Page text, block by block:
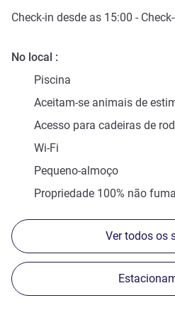
Check-in desde as 15:00 -
No local
Piscina
Aceitam-se animais de
Acesso para cadeiras de
Wi-Fi
Pequeno-almoço
Propriedade 100% não
Ver todos os